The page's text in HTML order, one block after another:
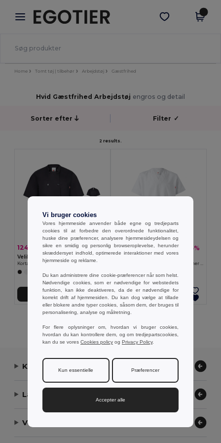
× Egotier-app
Bedre priser i appen!
Hent app
Home Tomt tøj | tilbehør Arbejdstøj Gæstfrihed
Hvid Gæstfrihed Arbejdstøj engros og detail
Sorter efter Filter ✓
2 results.
124,33 kr185,15 kr -33%
Velilla 36122
109,20 kr167,62 kr -35%
Twill tunic (190g/m²) med korte ærmer , i polyester (65%) and cotton (35%)
Kontakt os
Lad os hjælpe
Vores virksomhed
Vi bruger cookies
Vores hjemmeside anvender både egne og tredjeparts
cookies til at forbedre den overordnede funktionalitet,
huske dine præferencer, analysere hjemmesideydelsen og
sikre en smidig og personlig browseroplevelse, herunder
skræddersyet indhold, optimerede interaktioner med vores
hjemmeside og reklame.
Du kan administrere dine cookie-præferencer når som helst.
Nødvendige cookies, som er nødvendige for webstedets
funktion, kan ikke deaktiveres, da de er nødvendige for
korrekt drift af hjemmesiden. Du kan dog vælge at tillade
eller blokere andre typer cookies, såsom dem, der bruges til
personalisering, analyse og målretning.
For flere oplysninger om, hvordan vi bruger cookies,
hvordan du kan kontrollere dem, og om tredjepartscookies,
kan du se vores Cookies policy og Privacy Policy.
Kun essentielle Præferencer
Accepter alle